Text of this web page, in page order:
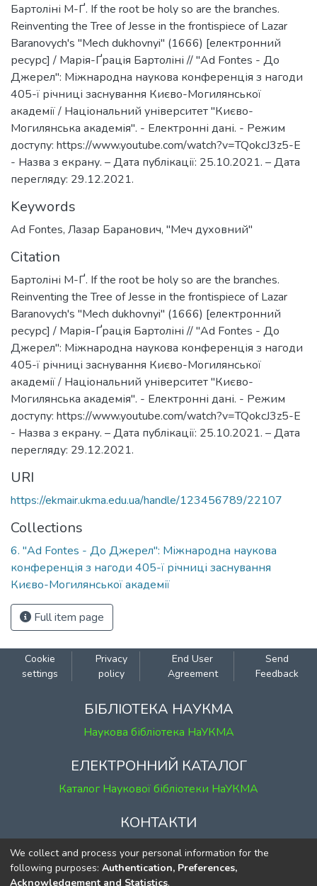
Бартоліні М-Ґ. If the root be holy so are the branches.
Reinventing the Tree of Jesse in the frontispiece of Lazar
Baranovych's "Mech dukhovnyi" (1666) [електронний
ресурс] / Марія-Ґрація Бартоліні // "Ad Fontes - До
Джерел": Міжнародна наукова конференція з нагоди
405-ї річниці заснування Києво-Могилянської
академії / Національний університет "Києво-
Могилянська академія". - Електронні дані. - Режим
доступу: https://www.youtube.com/watch?v=TQokcJ3z5-E
- Назва з екрану. – Дата публікації: 25.10.2021. – Дата
перегляду: 29.12.2021.
Keywords
Ad Fontes, Лазар Баранович, "Меч духовний"
Citation
Бартоліні М-Ґ. If the root be holy so are the branches.
Reinventing the Tree of Jesse in the frontispiece of Lazar
Baranovych's "Mech dukhovnyi" (1666) [електронний
ресурс] / Марія-Ґрація Бартоліні // "Ad Fontes - До
Джерел": Міжнародна наукова конференція з нагоди
405-ї річниці заснування Києво-Могилянської
академії / Національний університет "Києво-
Могилянська академія". - Електронні дані. - Режим
доступу: https://www.youtube.com/watch?v=TQokcJ3z5-E
- Назва з екрану. – Дата публікації: 25.10.2021. – Дата
перегляду: 29.12.2021.
URI
https://ekmair.ukma.edu.ua/handle/123456789/22107
Collections
6. "Ad Fontes - До Джерел": Міжнародна наукова
конференція з нагоди 405-ї річниці заснування
Києво-Могилянської академії
Full item page
Cookie
settings
Privacy
policy
End User
Agreement
Send
Feedback
БІБЛІОТЕКА НАУКМА
Наукова бібліотека НаУКМА
ЕЛЕКТРОННИЙ КАТАЛОГ
Каталог Наукової бібліотеки НаУКМА
КОНТАКТИ
м. Київ, вул. Григорія Сковороди, 2
к. 1, к. 120
We collect and process your personal information for the
following purposes: Authentication, Preferences,
Acknowledgement and Statistics.